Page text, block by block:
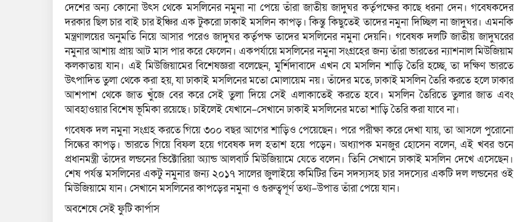
দেশের অন্য কোনো উৎস থেকে মসলিনের নমুনা না পেয়ে তাঁরা জাতীয় জাদুঘর কর্তৃপক্ষের কাছে ধরনা দেন। গবেষকদের
দরকার ছিল চার বাই চার ইঞ্চির এক টুকরো ঢাকাই মসলিন কাপড়। কিন্তু কিছুতেই তাদের নমুনা দিচ্ছিল না জাদুঘর। এমনকি
মন্ত্রণালয়ের অনুমতি নিয়ে আসার পরেও জাদুঘর কর্তৃপক্ষ তাদের মসলিনের নমুনা দেয়নি। গবেষক দলটি জাতীয় জাদুঘরের
নমুনার আশায় প্রায় আট মাস পার করে ফেলেন। একপর্যায়ে মসলিনের নমুনা সংগ্রহের জন্য তাঁরা ভারতের ন্যাশনাল মিউজিয়াম
কলকাতায় যান। এই মিউজিয়ামের বিশেষজ্ঞরা বলেছেন, মুর্শিদাবাদে এখন যে মসলিন শাড়ি তৈরি হচ্ছে, তা দক্ষিণ ভারতে
উৎপাদিত তুলা থেকে করা হয়, যা ঢাকাই মসলিনের মতো মোলায়েম নয়। তাঁদের মতে, ঢাকাই মসলিন তৈরি করতে হলে ঢাকার
আশপাশ থেকে জাত খুঁজে বের করে সেই তুলা দিয়ে সেই এলাকাতেই করতে হবে। মসলিন তৈরিতে তুলার জাত এবং
আবহাওয়ার বিশেষ ভূমিকা রয়েছে। চাইলেই যেখানে–সেখানে ঢাকাই মসলিনের মতো শাড়ি তৈরি করা যাবে না।
গবেষক দল নমুনা সংগ্রহ করতে গিয়ে ৩০০ বছর আগের শাড়িও পেয়েছেন। পরে পরীক্ষা করে দেখা যায়, তা আসলে পুরোনো
সিল্কের কাপড়। ভারতে গিয়ে বিফল হয়ে গবেষক দল হতাশ হয়ে পড়েন। অধ্যাপক মনজুর হোসেন বলেন, এই খবর শুনে
প্রধানমন্ত্রী তাঁদের লন্ডনের ভিক্টোরিয়া অ্যান্ড আলবার্ট মিউজিয়ামে যেতে বলেন। তিনি সেখানে ঢাকাই মসলিন দেখে এসেছেন।
শেষ পর্যন্ত মসলিনের একটু নমুনার জন্য ২০১৭ সালের জুলাইয়ে কমিটির তিন সদস্যসহ চার সদস্যের একটি দল লন্ডনের ওই
মিউজিয়ামে যান। সেখানে মসলিনের কাপড়ের নমুনা ও গুরুত্বপূর্ণ তথ্য–উপাত্ত তাঁরা পেয়ে যান।
অবশেষে সেই ফুটি কার্পাস